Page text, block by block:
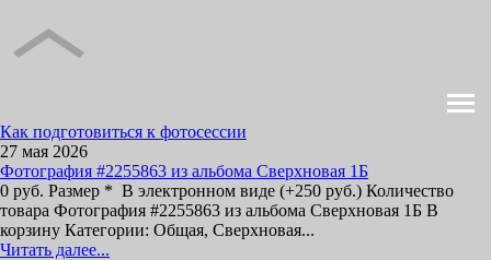
Как подготовиться к фотосессии
27 мая 2026
Фотография #2255863 из альбома Сверхновая 1Б
0 руб. Размер * В электронном виде (+250 руб.) Количество
товара Фотография #2255863 из альбома Сверхновая 1Б В
корзину Категории: Общая, Сверхновая...
Читать далее...